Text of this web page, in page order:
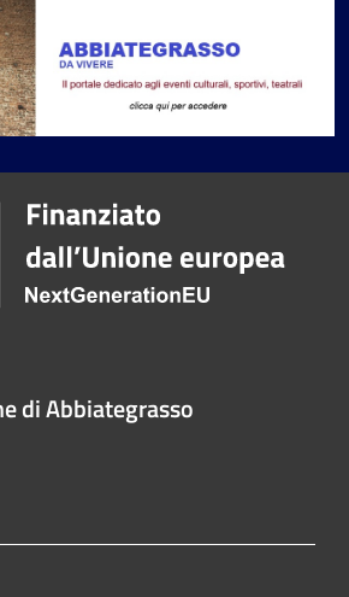
di Abbiategrasso